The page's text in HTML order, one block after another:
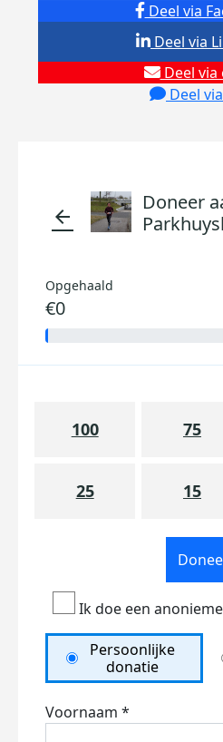
Deel via
Deel via
Deel
Deel via
arrow_back
Doneer
Opgehaald
€0
100 75
25 15
Ik doe een
Persoonlijke
donatie
Voornaam *